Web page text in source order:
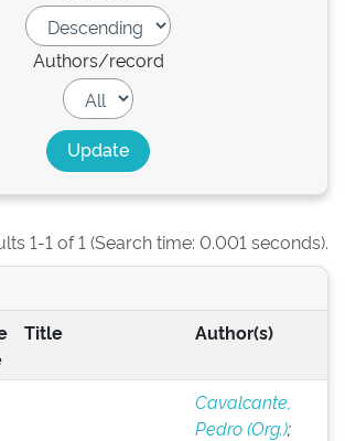
Authors/record
1-1 of 1 (Search time: 0.001 seconds).
Title Author(s)
Cavalcante,
Pedro (Org.);